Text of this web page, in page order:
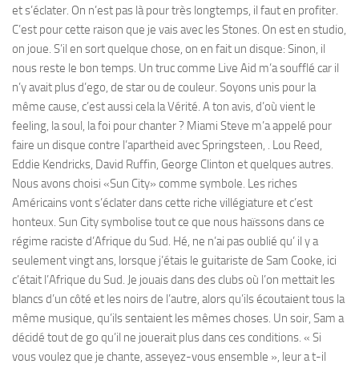
et s’éclater. On n’est pas là pour très longtemps, il faut en profiter.
C’est pour cette raison que je vais avec les Stones. On est en studio,
on joue. S’il en sort quelque chose, on en fait un disque: Sinon, il
nous reste le bon temps. Un truc comme Live Aid m’a soufflé car il
n’y avait plus d’ego, de star ou de couleur. Soyons unis pour la
même cause, c’est aussi cela la Vérité. A ton avis, d’où vient le
feeling, la soul, la foi pour chanter ? Miami Steve m’a appelé pour
faire un disque contre l’apartheid avec Springsteen, . Lou Reed,
Eddie Kendricks, David Ruffin, George Clinton et quelques autres.
Nous avons choisi «Sun City» comme symbole. Les riches
Américains vont s’éclater dans cette riche villégiature et c’est
honteux. Sun City symbolise tout ce que nous haïssons dans ce
régime raciste d’Afrique du Sud. Hé, ne n’ai pas oublié qu’ il y a
seulement vingt ans, lorsque j’étais le guitariste de Sam Cooke, ici
c’était l’Afrique du Sud. Je jouais dans des clubs où l’on mettait les
blancs d’un côté et les noirs de l’autre, alors qu’ils écoutaient tous la
même musique, qu’ils sentaient les mêmes choses. Un soir, Sam a
décidé tout de go qu’il ne jouerait plus dans ces conditions. « Si
vous voulez que je chante, asseyez-vous ensemble », leur a t-il